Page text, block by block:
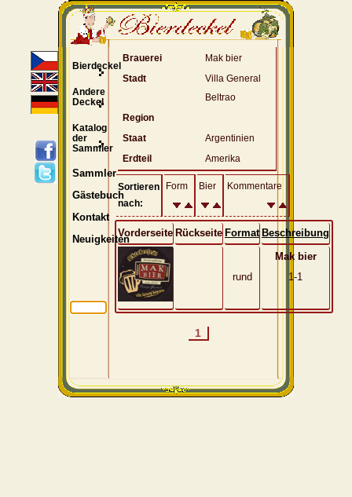
Brauerei
Mak bier
Stadt
Villa General
Beltrao
Region
Staat
Argentinien
Erdteil
Amerika
Sortieren
nach:
Form Bier Kommentare
Vorderseite Rückseite Format Beschreibung
rund
Mak bier
1-1
1
Bierdeckel
Andere
Deckel
Katalog
der
Sammler
Sammler
Gästebuch
Kontakt
Neuigkeiten